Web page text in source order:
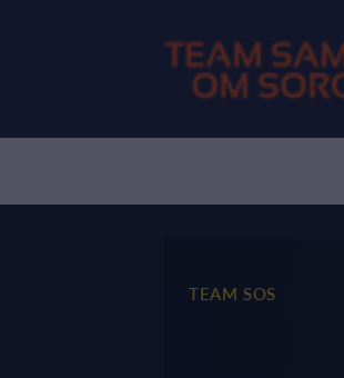
TEAM SOS